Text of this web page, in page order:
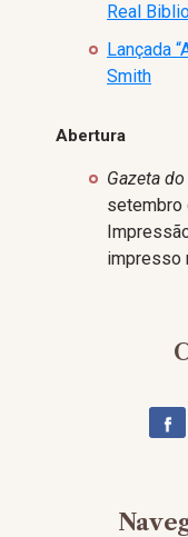
Real
Lançada
Smith
Abertura
Gazeta
setembro
impresso